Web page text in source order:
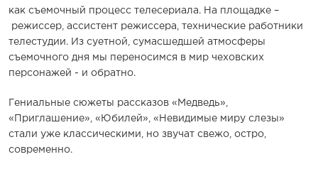
как съемочный процесс телесериала. На площадке –
режиссер, ассистент режиссера, технические работники
телестудии. Из суетной, сумасшедшей атмосферы
съемочного дня мы переносимся в мир чеховских
персонажей - и обратно.
Гениальные сюжеты рассказов «Медведь»,
«Приглашение», «Юбилей», «Невидимые миру слезы»
стали уже классическими, но звучат свежо, остро,
современно.